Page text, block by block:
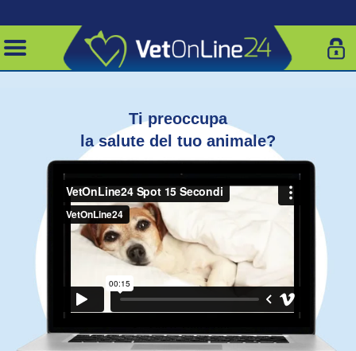
Ti preoccupa
la salute del tuo animale?